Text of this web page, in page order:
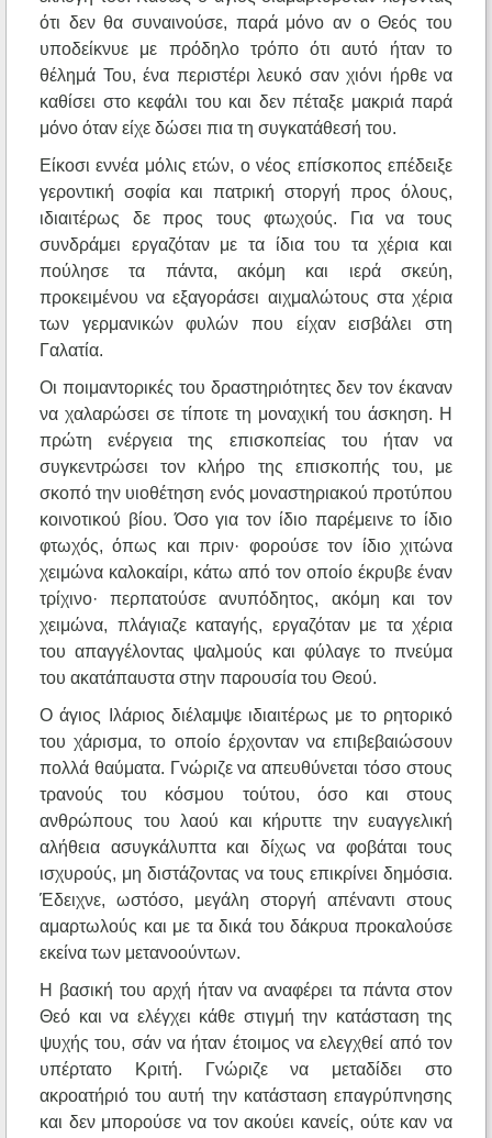
ότι δεν θα συναινούσε, παρά μόνο αν ο Θεός του
υποδείκνυε με πρόδηλο τρόπο ότι αυτό ήταν το
θέλημά Του, ένα περιστέρι λευκό σαν χιόνι ήρθε να
καθίσει στο κεφάλι του και δεν πέταξε μακριά παρά
μόνο όταν είχε δώσει πια τη συγκατάθεσή του.
Είκοσι εννέα μόλις ετών, ο νέος επίσκοπος επέδειξε
γεροντική σοφία και πατρική στοργή προς όλους,
ιδιαιτέρως δε προς τους φτωχούς. Για να τους
συνδράμει εργαζόταν με τα ίδια του τα χέρια και
πούλησε τα πάντα, ακόμη και ιερά σκεύη,
προκειμένου να εξαγοράσει αιχμαλώτους στα χέρια
των γερμανικών φυλών που είχαν εισβάλει στη
Γαλατία.
Οι ποιμαντορικές του δραστηριότητες δεν τον έκαναν
να χαλαρώσει σε τίποτε τη μοναχική του άσκηση. Η
πρώτη ενέργεια της επισκοπείας του ήταν να
συγκεντρώσει τον κλήρο της επισκοπής του, με
σκοπό την υιοθέτηση ενός μοναστηριακού προτύπου
κοινοτικού βίου. Όσο για τον ίδιο παρέμεινε το ίδιο
φτωχός, όπως και πριν· φορούσε τον ίδιο χιτώνα
χειμώνα καλοκαίρι, κάτω από τον οποίο έκρυβε έναν
τρίχινο· περπατούσε ανυπόδητος, ακόμη και τον
χειμώνα, πλάγιαζε καταγής, εργαζόταν με τα χέρια
του απαγγέλοντας ψαλμούς και φύλαγε το πνεύμα
του ακατάπαυστα στην παρουσία του Θεού.
Ο άγιος Ιλάριος διέλαμψε ιδιαιτέρως με το ρητορικό
του χάρισμα, το οποίο έρχονταν να επιβεβαιώσουν
πολλά θαύματα. Γνώριζε να απευθύνεται τόσο στους
τρανούς του κόσμου τούτου, όσο και στους
ανθρώπους του λαού και κήρυττε την ευαγγελική
αλήθεια ασυγκάλυπτα και δίχως να φοβάται τους
ισχυρούς, μη διστάζοντας να τους επικρίνει δημόσια.
Έδειχνε, ωστόσο, μεγάλη στοργή απέναντι στους
αμαρτωλούς και με τα δικά του δάκρυα προκαλούσε
εκείνα των μετανοούντων.
Η βασική του αρχή ήταν να αναφέρει τα πάντα στον
Θεό και να ελέγχει κάθε στιγμή την κατάσταση της
ψυχής του, σάν να ήταν έτοιμος να ελεγχθεί από τον
υπέρτατο Κριτή. Γνώριζε να μεταδίδει στο
ακροατήριό του αυτή την κατάσταση επαγρύπνησης
και δεν μπορούσε να τον ακούει κανείς, ούτε καν να